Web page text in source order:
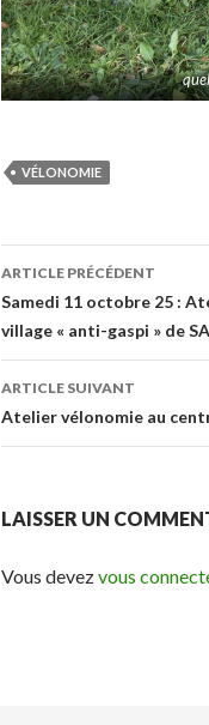
VÉLONOMIE
Navigation
des
articles
ARTICLE PRÉCÉDENT
Samedi 11 octobre 25 :
village « anti-gaspi » de
ARTICLE SUIVANT
Atelier vélonomie au
LAISSER UN
Vous devezvous